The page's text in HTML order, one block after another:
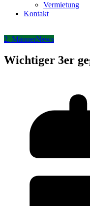
Vermietung
Kontakt
2. MännerNews
Wichtiger 3er